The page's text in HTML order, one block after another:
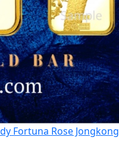
Fortuna Rose Jongkong